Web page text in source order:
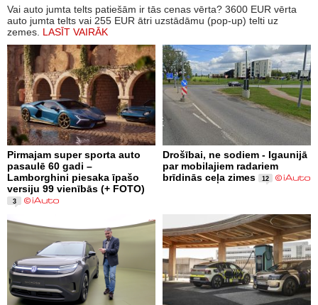
Vai auto jumta telts patiešām ir tās cenas vērta? 3600 EUR vērta
auto jumta telts vai 255 EUR ātri uzstādāmu (pop-up) telti uz
zemes. LASĪT VAIRĀK
Pirmajam super sporta auto
pasaulē 60 gadi –
Lamborghini piesaka īpašo
versiju 99 vienībās (+ FOTO)
3
Drošībai, ne sodiem - Igaunijā
par mobilajiem radariem
brīdinās ceļa zimes
12